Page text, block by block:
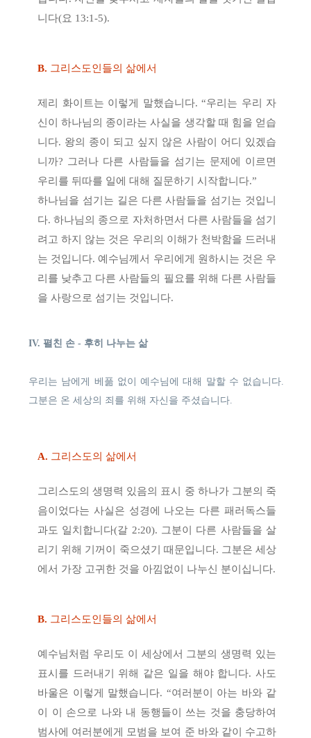
니다(요 13:1-5).
B. 그리스도인들의 삶에서
제리 화이트는 이렇게 말했습니다. “우리는 우리 자
신이 하나님의 종이라는 사실을 생각할 때 힘을 얻습
니다. 왕의 종이 되고 싶지 않은 사람이 어디 있겠습
니까? 그러나 다른 사람들을 섬기는 문제에 이르면
우리를 뒤따를 일에 대해 질문하기 시작합니다.”
하나님을 섬기는 길은 다른 사람들을 섬기는 것입니
다. 하나님의 종으로 자처하면서 다른 사람들을 섬기
려고 하지 않는 것은 우리의 이해가 천박함을 드러내
는 것입니다. 예수님께서 우리에게 원하시는 것은 우
리를 낮추고 다른 사람들의 필요를 위해 다른 사람들
을 사랑으로 섬기는 것입니다.
IV. 펼친 손 - 후히 나누는 삶
우리는 남에게 베풂 없이 예수님에 대해 말할 수 없습니다.
그분은 온 세상의 죄를 위해 자신을 주셨습니다.
A. 그리스도의 삶에서
그리스도의 생명력 있음의 표시 중 하나가 그분의 죽
음이었다는 사실은 성경에 나오는 다른 패러독스들
과도 일치합니다(갈 2:20). 그분이 다른 사람들을 살
리기 위해 기꺼이 죽으셨기 때문입니다. 그분은 세상
에서 가장 고귀한 것을 아낌없이 나누신 분이십니다.
B. 그리스도인들의 삶에서
예수님처럼 우리도 이 세상에서 그분의 생명력 있는
표시를 드러내기 위해 같은 일을 해야 합니다. 사도
바울은 이렇게 말했습니다. “여러분이 아는 바와 같
이 이 손으로 나와 내 동행들이 쓰는 것을 충당하여
범사에 여러분에게 모범을 보여 준 바와 같이 수고하